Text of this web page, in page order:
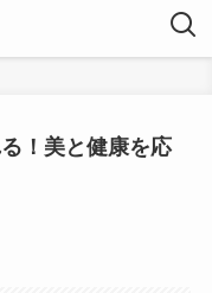
！美と健康を応